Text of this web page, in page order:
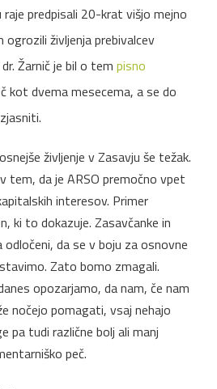
predpisali 20-krat višjo mejno
življenja prebivalcev
Žarnič je bil o tem pisno
kot dvema mesecema, a se do
življenje v Zasavju še težak.
tem, da je ARSO premočno vpet
interesov. Primer
ki to dokazuje. Zasavčanke in
da se v boju za osnovne
Zato bomo zmagali.
opozarjamo, da nam, če nam
nočejo pomagati, vsaj nehajo
pa tudi različne bolj ali manj
peč.